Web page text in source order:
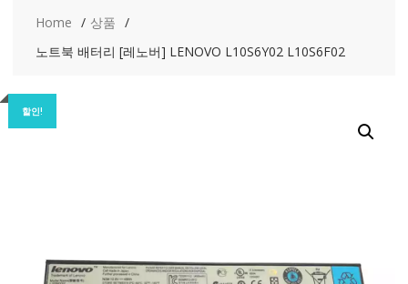
Home
상품
노트북 배터리 [레노버] LENOVO L10S6Y02 L10S6F02
할인!